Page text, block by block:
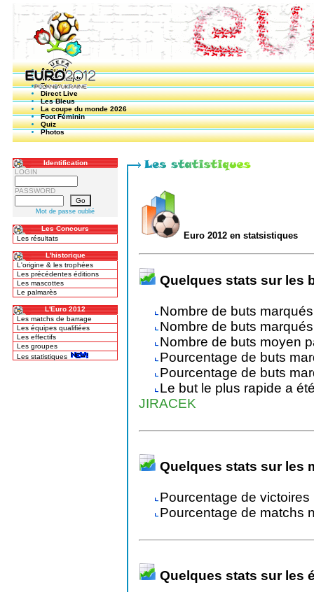
Accueil
Mon Compte
Forum
Direct Live
Les Bleus
La coupe du monde 2026
Foot Féminin
Quiz
Photos
Identification
LOGIN
PASSWORD
Mot de passe oublié
Les Concours
Les résultats
L'historique
L'origine & les trophées
Les précédentes éditions
Les mascottes
Le palmarès
L'Euro 2012
Les matchs de barrage
Les équipes qualifiées
Les effectifs
Les groupes
Les statistiques
Euro 2012 en statsistiques
Quelques stats sur les
Nombre de buts
Nombre de buts
Nombre de buts moyen
Pourcentage de buts
Pourcentage de buts
Le but le plus rapide a
JIRACEK
Quelques stats sur les
Pourcentage de
Pourcentage de matchs
Quelques stats sur les